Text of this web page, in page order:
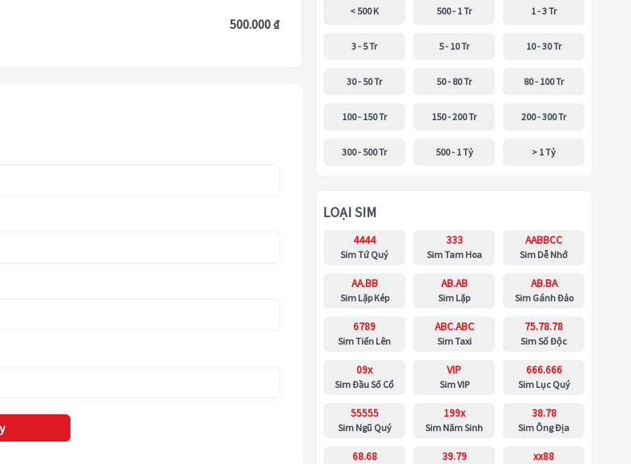
500.000 ₫
< 500 K 500 - 1 Tr 1 - 3 Tr
3 - 5 Tr 5 - 10 Tr 10 - 30 Tr
30 - 50 Tr 50 - 80 Tr 80 - 100 Tr
100 - 150 Tr 150 - 200 Tr 200 - 300 Tr
300 - 500 Tr 500 - 1 Tỷ > 1 Tỷ
LOẠI SIM
4444
Sim Tứ Quý
333
Sim Tam Hoa
AABBCC
Sim Dễ Nhớ
AA.BB
Sim Lặp Kép
AB.AB
Sim Lặp
AB.BA
Sim Gánh Đảo
6789
Sim Tiến Lên
ABC.ABC
Sim Taxi
75.78.78
Sim Số Độc
09x
Sim Đầu Số Cổ
VIP
Sim VIP
666.666
Sim Lục Quý
55555
Sim Ngũ Quý
199x
Sim Năm Sinh
38.78
Sim Ông Địa
68.68 39.79 xx88